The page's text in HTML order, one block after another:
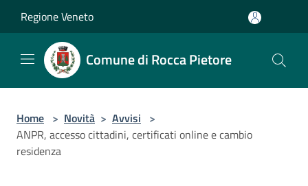
Regione Veneto
Comune di Rocca Pietore
Home > Novità > Avvisi >
ANPR, accesso cittadini, certificati online e cambio
residenza